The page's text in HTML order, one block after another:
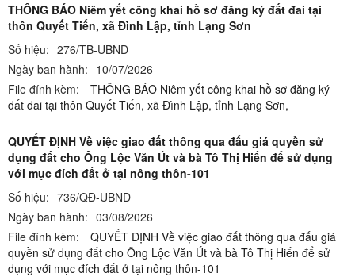
THÔNG BÁO Niêm yết công khai hồ sơ đăng ký đất đai tại
thôn Quyết Tiến, xã Đình Lập, tỉnh Lạng Sơn
Số hiệu: 276/TB-UBND
Ngày ban hành: 10/07/2026
File đính kèm:
THÔNG BÁO Niêm yết công khai hồ sơ đăng ký
đất đai tại thôn Quyết Tiến, xã Đình Lập, tỉnh Lạng Sơn,
QUYẾT ĐỊNH Về việc giao đất thông qua đấu giá quyền sử
dụng đất cho Ông Lộc Văn Út và bà Tô Thị Hiến để sử dụng
với mục đích đất ở tại nông thôn-101
Số hiệu: 736/QĐ-UBND
Ngày ban hành: 03/08/2026
File đính kèm:
QUYẾT ĐỊNH Về việc giao đất thông qua đấu giá
quyền sử dụng đất cho Ông Lộc Văn Út và bà Tô Thị Hiến để sử
dụng với mục đích đất ở tại nông thôn-101